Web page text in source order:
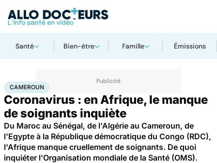
Santé Bien-être Famille Émissions
AccueilSanté Maladies Maladies infectieuses
CAMEROUN
Coronavirus : en Afrique, le manque
de soignants inquiète
Du Maroc au Sénégal, de l'Algérie au Cameroun, de
l'Egypte à la République démocratique du Congo (RDC),
l'Afrique manque cruellement de soignants. De quoi
inquiéter l'Organisation mondiale de la Santé (OMS).